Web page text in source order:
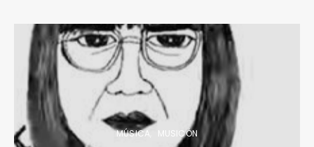
MÚSICA MUSICÓN